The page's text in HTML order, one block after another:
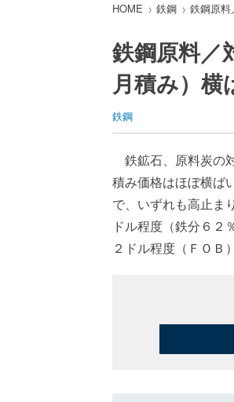
HOME 鉄鋼 鉄鋼原
鉄鋼原料／
月積み）横
鉄鋼
鉄鉱石、原料炭の
積み価格はほぼ横ば
で、いずれも高止ま
ドル程度（鉄分６２
２ドル程度（ＦＯＢ